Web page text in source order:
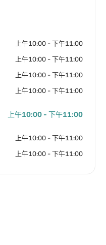
上午10:00 - 下午11:00
上午10:00 - 下午11:00
上午10:00 - 下午11:00
上午10:00 - 下午11:00
上午10:00 - 下午11:00
上午10:00 - 下午11:00
上午10:00 - 下午11:00